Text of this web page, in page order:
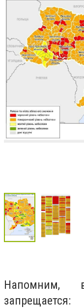
Напомним,
запрещается: